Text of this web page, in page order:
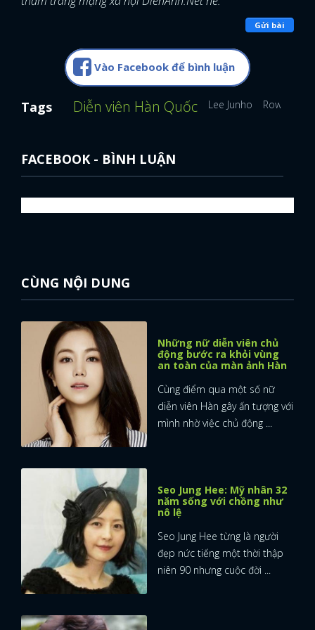
Gửi bài
Vào Facebook để bình luận
Tags Diễn viên Hàn Quốc Lee Junho Rowoon
FACEBOOK - BÌNH LUẬN
CÙNG NỘI DUNG
Những nữ diễn viên chủ
động bước ra khỏi vùng
an toàn của màn ảnh Hàn
Cùng điểm qua một số nữ
diễn viên Hàn gây ấn tượng với
mình nhờ việc chủ động ...
Seo Jung Hee: Mỹ nhân 32
năm sống với chồng như
nô lệ
Seo Jung Hee từng là người
đẹp nức tiếng một thời thập
niên 90 nhưng cuộc đời ...